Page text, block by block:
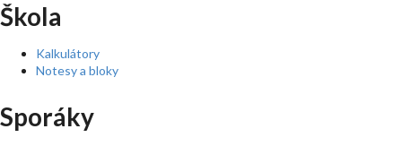
Škola
Kalkulátory
Notesy a bloky
Sporáky